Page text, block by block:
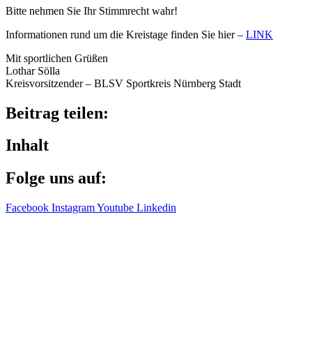
Bitte nehmen Sie Ihr Stimm­recht wahr!
Infor­ma­tio­nen rund um die Kreis­tage finden Sie hier – LINK
Mit sport­li­chen Grüßen
Lothar Sölla
Kreis­vor­sit­zen­der – BLSV Sport­kreis Nürn­berg Stadt
Beitrag teilen:
Inhalt
Folge uns auf:
Facebook InstagramYoutube Linkedin